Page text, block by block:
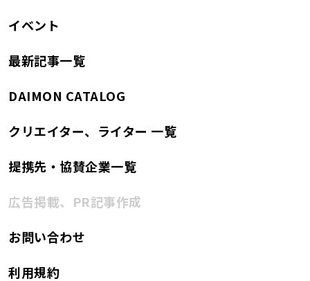
イベント
最新記事一覧
DAIMON CATALOG
クリエイター、ライター 一覧
提携先・協賛企業一覧
広告掲載、PR記事作成
お問い合わせ
利用規約